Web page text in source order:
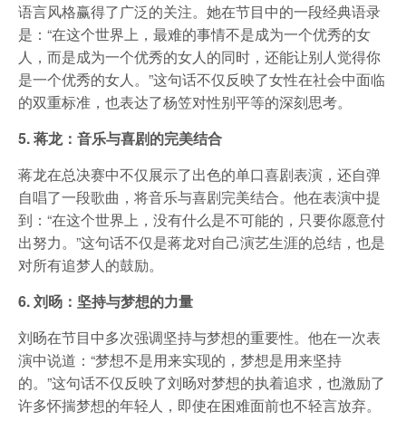
语言风格赢得了广泛的关注。她在节目中的一段经典语录
是：“在这个世界上，最难的事情不是成为一个优秀的女
人，而是成为一个优秀的女人的同时，还能让别人觉得你
是一个优秀的女人。”这句话不仅反映了女性在社会中面临
的双重标准，也表达了杨笠对性别平等的深刻思考。
5. 蒋龙：音乐与喜剧的完美结合
蒋龙在总决赛中不仅展示了出色的单口喜剧表演，还自弹
自唱了一段歌曲，将音乐与喜剧完美结合。他在表演中提
到：“在这个世界上，没有什么是不可能的，只要你愿意付
出努力。”这句话不仅是蒋龙对自己演艺生涯的总结，也是
对所有追梦人的鼓励。
6. 刘旸：坚持与梦想的力量
刘旸在节目中多次强调坚持与梦想的重要性。他在一次表
演中说道：“梦想不是用来实现的，梦想是用来坚持
的。”这句话不仅反映了刘旸对梦想的执着追求，也激励了
许多怀揣梦想的年轻人，即使在困难面前也不轻言放弃。